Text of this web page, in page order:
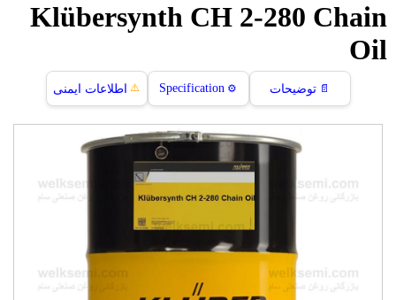
Klübersynth CH 2-280 Chain
Oil
📄 توضیحات ⚙️
Specification
⚠️ اطلاعات ایمنی